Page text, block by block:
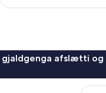
gjaldgenga afslætti